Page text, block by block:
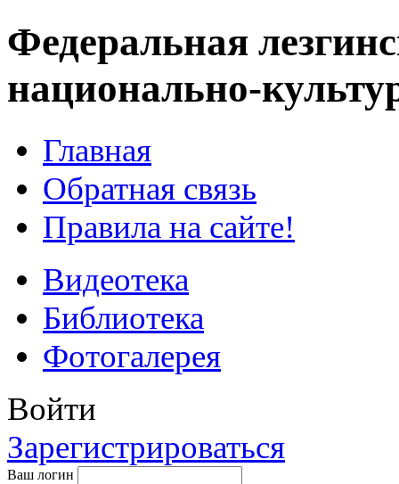
Федеральная
национально-
Главная
Обратная связь
Правила на сайте!
Видеотека
Библиотека
Фотогалерея
Войти
Зарегистрироваться
Ваш логин